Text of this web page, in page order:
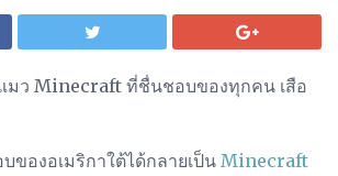
มว Minecraft ที่ชื่นชอบของทุกคน เสือ
ของอเมริกาใต้ได้กลายเป็น Minecraft